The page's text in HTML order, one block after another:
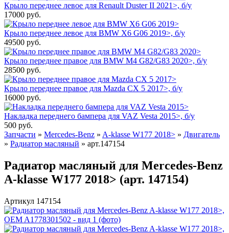
Крыло переднее левое для Renault Duster II 2021>, б/у
17000 руб.
Крыло переднее левое для BMW X6 G06 2019>, б/у
49500 руб.
Крыло переднее правое для BMW M4 G82/G83 2020>, б/у
28500 руб.
Крыло переднее правое для Mazda CX 5 2017>, б/у
16000 руб.
Накладка переднего бампера для VAZ Vesta 2015>, б/у
500 руб.
Запчасти » Mercedes-Benz » A-klasse W177 2018> » Двигатель
» Радиатор масляный » арт.147154
Радиатор масляный для Mercedes-Benz
A-klasse W177 2018> (арт. 147154)
Артикул 147154